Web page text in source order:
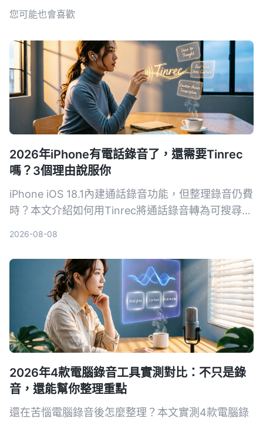
您可能也會喜歡
2026年iPhone有電話錄音了，還需要Tinrec
嗎？3個理由說服你
iPhone iOS 18.1內建通話錄音功能，但整理錄音仍費
時？本文介紹如何用Tinrec將通話錄音轉為可搜尋的
2026-08-08
2026年4款電腦錄音工具實測對比：不只是錄
音，還能幫你整理重點
還在苦惱電腦錄音後怎麼整理？本文實測4款電腦錄